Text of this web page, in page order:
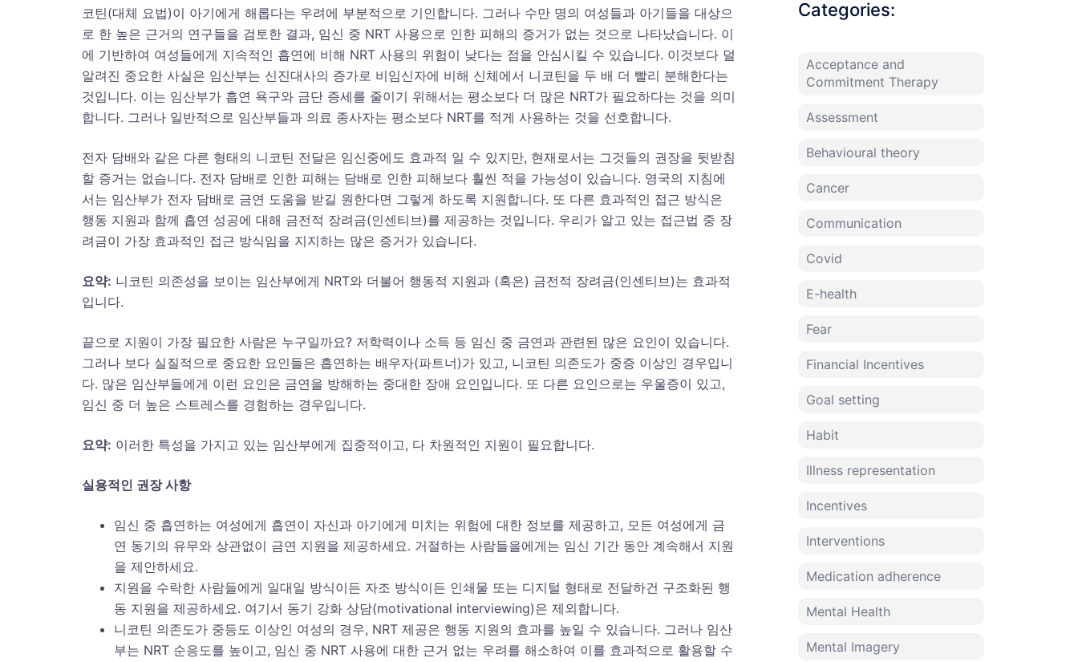
코틴(대체 요법)이 아기에게 해롭다는 우려에 부분적으로 기인합니다. 그러나 수만 명의 여성들과 아기들을 대상으
로 한 높은 근거의 연구들을 검토한 결과, 임신 중 NRT 사용으로 인한 피해의 증거가 없는 것으로 나타났습니다. 이
에 기반하여 여성들에게 지속적인 흡연에 비해 NRT 사용의 위험이 낮다는 점을 안심시킬 수 있습니다. 이것보다 덜
알려진 중요한 사실은 임산부는 신진대사의 증가로 비임신자에 비해 신체에서 니코틴을 두 배 더 빨리 분해한다는
것입니다. 이는 임산부가 흡연 욕구와 금단 증세를 줄이기 위해서는 평소보다 더 많은 NRT가 필요하다는 것을 의미
합니다. 그러나 일반적으로 임산부들과 의료 종사자는 평소보다 NRT를 적게 사용하는 것을 선호합니다.
전자 담배와 같은 다른 형태의 니코틴 전달은 임신중에도 효과적 일 수 있지만, 현재로서는 그것들의 권장을 뒷받침
할 증거는 없습니다. 전자 담배로 인한 피해는 담배로 인한 피해보다 훨씬 적을 가능성이 있습니다. 영국의 지침에
서는 임산부가 전자 담배로 금연 도움을 받길 원한다면 그렇게 하도록 지원합니다. 또 다른 효과적인 접근 방식은
행동 지원과 함께 흡연 성공에 대해 금전적 장려금(인센티브)를 제공하는 것입니다. 우리가 알고 있는 접근법 중 장
려금이 가장 효과적인 접근 방식임을 지지하는 많은 증거가 있습니다.
요약: 니코틴 의존성을 보이는 임산부에게 NRT와 더불어 행동적 지원과 (혹은) 금전적 장려금(인센티브)는 효과적
입니다.
끝으로 지원이 가장 필요한 사람은 누구일까요? 저학력이나 소득 등 임신 중 금연과 관련된 많은 요인이 있습니다.
그러나 보다 실질적으로 중요한 요인들은 흡연하는 배우자(파트너)가 있고, 니코틴 의존도가 중증 이상인 경우입니
다. 많은 임산부들에게 이런 요인은 금연을 방해하는 중대한 장애 요인입니다. 또 다른 요인으로는 우울증이 있고,
임신 중 더 높은 스트레스를 경험하는 경우입니다.
요약: 이러한 특성을 가지고 있는 임산부에게 집중적이고, 다 차원적인 지원이 필요합니다.
실용적인 권장 사항
임신 중 흡연하는 여성에게 흡연이 자신과 아기에게 미치는 위험에 대한 정보를 제공하고, 모든 여성에게 금
연 동기의 유무와 상관없이 금연 지원을 제공하세요. 거절하는 사람들을에게는 임신 기간 동안 계속해서 지원
을 제안하세요.
지원을 수락한 사람들에게 일대일 방식이든 자조 방식이든 인쇄물 또는 디지털 형태로 전달하건 구조화된 행
동 지원을 제공하세요. 여기서 동기 강화 상담(motivational interviewing)은 제외합니다.
니코틴 의존도가 중등도 이상인 여성의 경우, NRT 제공은 행동 지원의 효과를 높일 수 있습니다. 그러나 임산
부는 NRT 순응도를 높이고, 임신 중 NRT 사용에 대한 근거 없는 우려를 해소하여 이를 효과적으로 활용할 수
Categories:
Acceptance and
Commitment Therapy
Assessment
Behavioural theory
Cancer
Communication
Covid
E-health
Fear
Financial Incentives
Goal setting
Habit
Illness representation
Incentives
Interventions
Medication adherence
Mental Health
Mental Imagery